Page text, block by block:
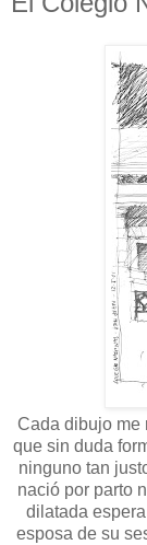
Cada dibujo me
que sin duda
ninguno tan
nació por parto
dilatada
esposa de su